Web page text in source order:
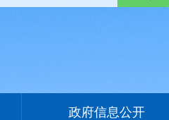
政府信息公开